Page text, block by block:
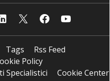
Tags
Rss Feed
Policy
Specialistici
Cookie Center